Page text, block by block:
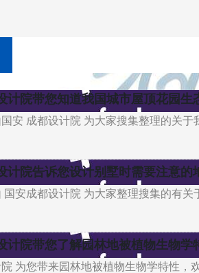
计院带您知道我国城市屋顶花园生
安 成都设计院 为大家搜集整理的关
计院告诉您设计别墅时需要注意的
国安成都设计院 为大家整理搜集的有
计院带您了解园林地被植物生物学
为您带来园林地被植物生物学特性，